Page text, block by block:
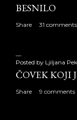
BESNILO
Share 31 comments
Posted by Ljiljana
ČOVEK KOJI
Share 9 comments